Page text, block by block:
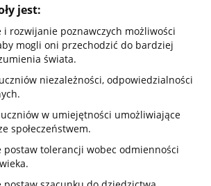
jest:
i rozwijanie poznawczych możliwości
mogli oni przechodzić do bardziej
świata.
niezależności, odpowiedzialności
w umiejętności umożliwiające
społeczeństwem.
postaw tolerancji wobec odmienności